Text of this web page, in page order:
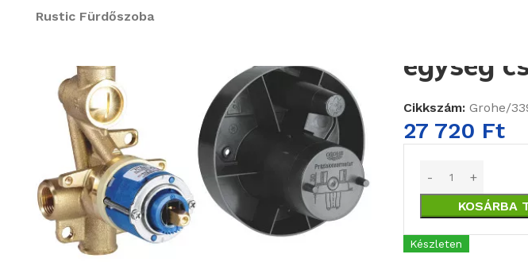
Rustic Fürdőszoba
Grohe univerzális
Grohe
egység
Cikkszám: Grohe/
27 720 Ft
KOSÁRBA
Készleten